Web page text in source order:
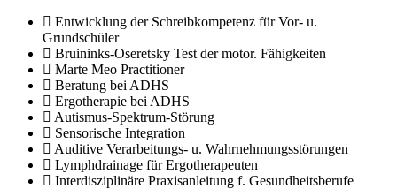
Entwicklung der Schreibkompetenz für Vor- u.
Grundschüler
Bruininks-Oseretsky Test der motor. Fähigkeiten
Marte Meo Practitioner
Beratung bei ADHS
Ergotherapie bei ADHS
Autismus-Spektrum-Störung
Sensorische Integration
Auditive Verarbeitungs- u. Wahrnehmungsstörungen
Lymphdrainage für Ergotherapeuten
Interdisziplinäre Praxisanleitung f. Gesundheitsberufe